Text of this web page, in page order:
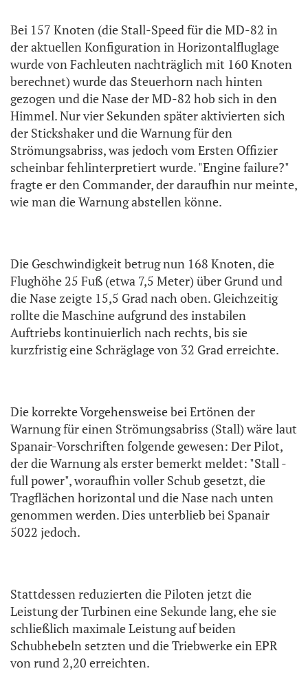
Bei 157 Knoten (die Stall-Speed für die MD-82 in
der aktuellen Konfiguration in Horizontalfluglage
wurde von Fachleuten nachträglich mit 160 Knoten
berechnet) wurde das Steuerhorn nach hinten
gezogen und die Nase der MD-82 hob sich in den
Himmel. Nur vier Sekunden später aktivierten sich
der Stickshaker und die Warnung für den
Strömungsabriss, was jedoch vom Ersten Offizier
scheinbar fehlinterpretiert wurde. "Engine failure?"
fragte er den Commander, der daraufhin nur meinte,
wie man die Warnung abstellen könne.
Die Geschwindigkeit betrug nun 168 Knoten, die
Flughöhe 25 Fuß (etwa 7,5 Meter) über Grund und
die Nase zeigte 15,5 Grad nach oben. Gleichzeitig
rollte die Maschine aufgrund des instabilen
Auftriebs kontinuierlich nach rechts, bis sie
kurzfristig eine Schräglage von 32 Grad erreichte.
Die korrekte Vorgehensweise bei Ertönen der
Warnung für einen Strömungsabriss (Stall) wäre laut
Spanair-Vorschriften folgende gewesen: Der Pilot,
der die Warnung als erster bemerkt meldet: "Stall -
full power", woraufhin voller Schub gesetzt, die
Tragflächen horizontal und die Nase nach unten
genommen werden. Dies unterblieb bei Spanair
5022 jedoch.
Stattdessen reduzierten die Piloten jetzt die
Leistung der Turbinen eine Sekunde lang, ehe sie
schließlich maximale Leistung auf beiden
Schubhebeln setzten und die Triebwerke ein EPR
von rund 2,20 erreichten.